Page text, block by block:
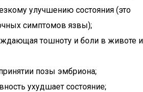
улучшению состояния (это
симптомов язвы);
тошноту и боли в животе и
позы эмбриона;
ухудшает состояние;